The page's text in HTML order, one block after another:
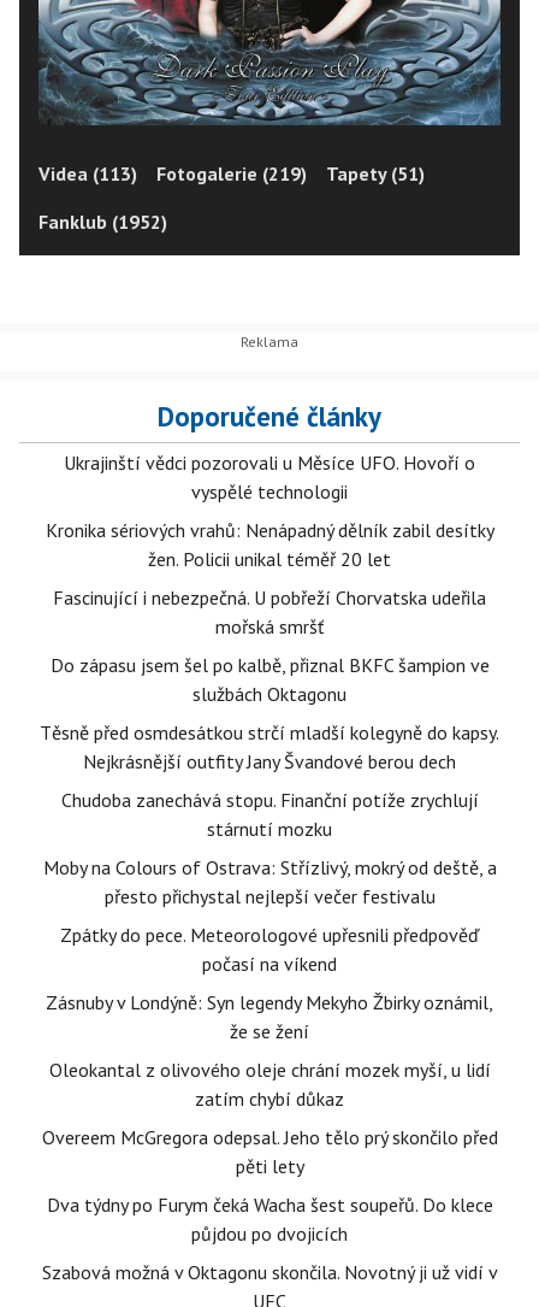
Videa (113) Fotogalerie (219)
Tapety (51)
Fanklub (1952)
Doporučené články
Ukrajinští vědci pozorovali u Měsíce UFO. Hovoří o
vyspělé technologii
Kronika sériových vrahů: Nenápadný dělník zabil desítky
žen. Policii unikal téměř 20 let
Fascinující i nebezpečná. U pobřeží Chorvatska udeřila
mořská smršť
Do zápasu jsem šel po kalbě, přiznal BKFC šampion ve
službách Oktagonu
Těsně před osmdesátkou strčí mladší kolegyně do kapsy.
Nejkrásnější outfity Jany Švandové berou dech
Chudoba zanechává stopu. Finanční potíže zrychlují
stárnutí mozku
Moby na Colours of Ostrava: Střízlivý, mokrý od deště, a
přesto přichystal nejlepší večer festivalu
Zpátky do pece. Meteorologové upřesnili předpověď
počasí na víkend
Zásnuby v Londýně: Syn legendy Mekyho Žbirky oznámil,
že se žení
Oleokantal z olivového oleje chrání mozek myší, u lidí
zatím chybí důkaz
Overeem McGregora odepsal. Jeho tělo prý skončilo před
pěti lety
Dva týdny po Furym čeká Wacha šest soupeřů. Do klece
půjdou po dvojicích
Szabová možná v Oktagonu skončila. Novotný ji už vidí v
UFC